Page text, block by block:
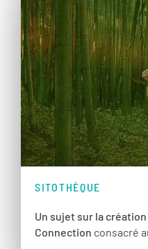
SITOTHÈQUE
Un sujet sur la
Connection consacré